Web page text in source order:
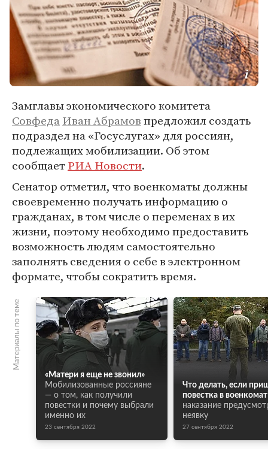
Замглавы экономического комитета
СовфедаИван Абрамовпредложил создать
подраздел на «Госуслугах» для россиян,
подлежащих мобилизации. Об этом
сообщаетРИА Новости.
Сенатор отметил, что военкоматы должны
своевременно получать информацию о
гражданах, в том числе о переменах в их
жизни, поэтому необходимо предоставить
возможность людям самостоятельно
заполнять сведения о себе в электронном
формате, чтобы сократить время.
Материалы по теме
«Матери я еще не звонил»
Мобилизованные россияне
— о том, как получили
повестки и почему выбрали
именно их
23 сентября 2022
Что делать, если
повестка в
наказание
неявку
27 сентября 2022